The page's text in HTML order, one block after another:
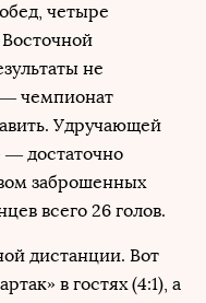
четыре
не
— чемпионат
Удручающей
— достаточно
заброшенных
всего 26 голов.
дистанции. Вот
в гостях (4:1), а